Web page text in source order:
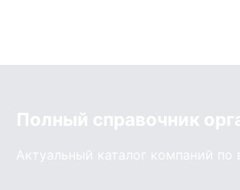
Полный справочник
Актуальный каталог компаний по